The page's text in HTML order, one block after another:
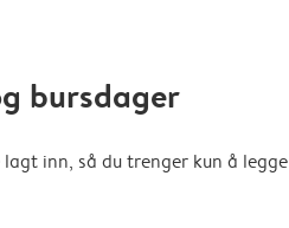
bursdager
inn, så du trenger kun å legge